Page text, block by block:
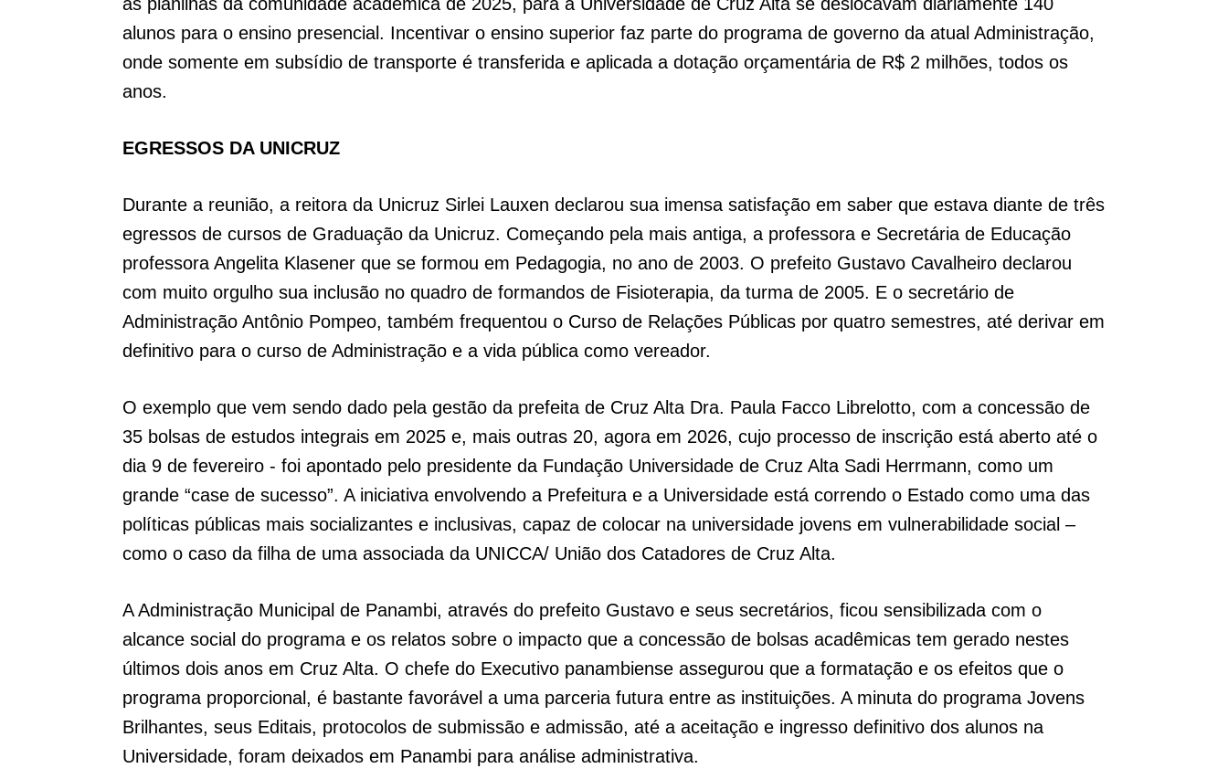
alunos para o ensino presencial. Incentivar o ensino superior faz parte do programa de governo da atual Administração,
onde somente em subsídio de transporte é transferida e aplicada a dotação orçamentária de R$ 2 milhões, todos os
anos.
EGRESSOS DA UNICRUZ
Durante a reunião, a reitora da Unicruz Sirlei Lauxen declarou sua imensa satisfação em saber que estava diante de três
egressos de cursos de Graduação da Unicruz. Começando pela mais antiga, a professora e Secretária de Educação
professora Angelita Klasener que se formou em Pedagogia, no ano de 2003. O prefeito Gustavo Cavalheiro declarou
com muito orgulho sua inclusão no quadro de formandos de Fisioterapia, da turma de 2005. E o secretário de
Administração Antônio Pompeo, também frequentou o Curso de Relações Públicas por quatro semestres, até derivar em
definitivo para o curso de Administração e a vida pública como vereador.
O exemplo que vem sendo dado pela gestão da prefeita de Cruz Alta Dra. Paula Facco Librelotto, com a concessão de
35 bolsas de estudos integrais em 2025 e, mais outras 20, agora em 2026, cujo processo de inscrição está aberto até o
dia 9 de fevereiro - foi apontado pelo presidente da Fundação Universidade de Cruz Alta Sadi Herrmann, como um
grande “case de sucesso”. A iniciativa envolvendo a Prefeitura e a Universidade está correndo o Estado como uma das
políticas públicas mais socializantes e inclusivas, capaz de colocar na universidade jovens em vulnerabilidade social –
como o caso da filha de uma associada da UNICCA/ União dos Catadores de Cruz Alta.
A Administração Municipal de Panambi, através do prefeito Gustavo e seus secretários, ficou sensibilizada com o
alcance social do programa e os relatos sobre o impacto que a concessão de bolsas acadêmicas tem gerado nestes
últimos dois anos em Cruz Alta. O chefe do Executivo panambiense assegurou que a formatação e os efeitos que o
programa proporcional, é bastante favorável a uma parceria futura entre as instituições. A minuta do programa Jovens
Brilhantes, seus Editais, protocolos de submissão e admissão, até a aceitação e ingresso definitivo dos alunos na
Universidade, foram deixados em Panambi para análise administrativa.